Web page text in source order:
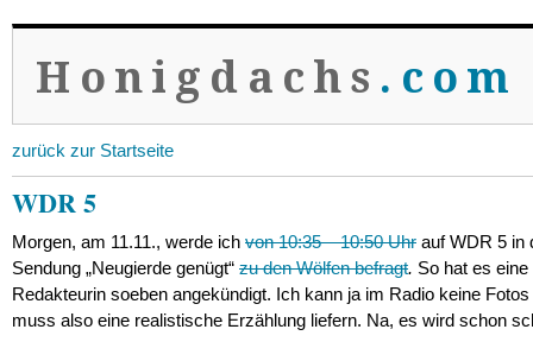
Honigdachs .com
zurück zur Startseite
WDR 5
Morgen, am 11.11., werde ich von 10:35 – 10:50 Uhr auf WDR 5 in
Sendung „Neugierde genügt“ zu den Wölfen befragt. So hat es eine
Redakteurin soeben angekündigt. Ich kann ja im Radio keine
muss also eine realistische Erzählung liefern. Na, es wird schon